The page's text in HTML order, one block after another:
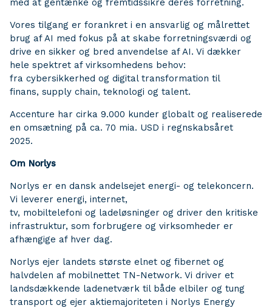
med at gentænke og fremtidssikre deres forretning.
Vores tilgang er forankret i en ansvarlig og målrettet
brug af AI med fokus på at skabe forretningsværdi og
drive en sikker og bred anvendelse af AI. Vi dækker
hele spektret af virksomhedens behov:
fra cybersikkerhed og digital transformation til
finans, supply chain, teknologi og talent.
Accenture har cirka 9.000 kunder globalt og realiserede
en omsætning på ca. 70 mia. USD i regnskabsåret
2025.
Om Norlys
Norlys er en dansk andelsejet energi- og telekoncern.
Vi leverer energi, internet,
tv, mobiltelefoni og ladeløsninger og driver den kritiske
infrastruktur, som forbrugere og virksomheder er
afhængige af hver dag.
Norlys ejer landets største elnet og fibernet og
halvdelen af mobilnettet TN-Network. Vi driver et
landsdækkende ladenetværk til både elbiler og tung
transport og ejer aktiemajoriteten i Norlys Energy